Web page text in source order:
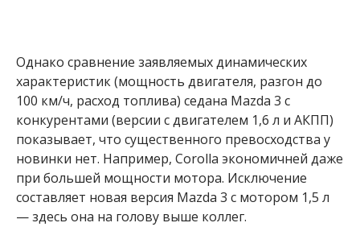
Однако сравнение заявляемых динамических
характеристик (мощность двигателя, разгон до
100 км/ч, расход топлива) седана Mazda 3 с
конкурентами (версии с двигателем 1,6 л и АКПП)
показывает, что существенного превосходства у
новинки нет. Например, Corolla экономичней даже
при большей мощности мотора. Исключение
составляет новая версия Mazda 3 с мотором 1,5 л
— здесь она на голову выше коллег.